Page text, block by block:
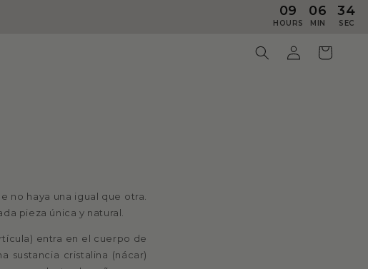
09
HOURS
06
MIN
33
SEC
in
Cart
no haya una igual que otra.
pieza única y natural.
entra en el cuerpo de
sustancia cristalina (nácar)